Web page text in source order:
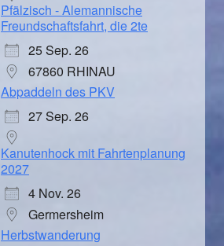
Pfälzisch - Alemannische
Freundschaftsfahrt, die 2te
25 Sep. 26
67860 RHINAU
Abpaddeln des PKV
27 Sep. 26
Kanutenhock mit Fahrtenplanung
2027
4 Nov. 26
Germersheim
Herbstwanderung